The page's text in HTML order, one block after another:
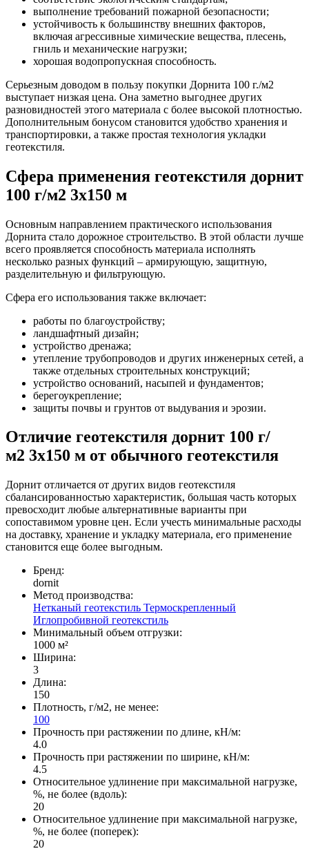
выполнение требований пожарной безопасности;
устойчивость к большинству внешних факторов,
включая агрессивные химические вещества, плесень,
гниль и механические нагрузки;
хорошая водопропускная способность.
Серьезным доводом в пользу покупки Дорнита 100 г./м2
выступает низкая цена. Она заметно выгоднее других
разновидностей этого материала с более высокой плотностью.
Дополнительным бонусом становится удобство хранения и
транспортировки, а также простая технология укладки
геотекстиля.
Сфера применения геотекстиля дорнит
100 г/м2 3x150 м
Основным направлением практического использования
Дорнита стало дорожное строительство. В этой области лучше
всего проявляется способность материала исполнять
несколько разных функций – армирующую, защитную,
разделительную и фильтрующую.
Сфера его использования также включает:
работы по благоустройству;
ландшафтный дизайн;
устройство дренажа;
утепление трубопроводов и других инженерных сетей, а
также отдельных строительных конструкций;
устройство оснований, насыпей и фундаментов;
берегоукрепление;
защиты почвы и грунтов от выдувания и эрозии.
Отличие геотекстиля дорнит 100 г/
м2 3x150 м от обычного геотекстиля
Дорнит отличается от других видов геотекстиля
сбалансированностью характеристик, большая часть которых
превосходит любые альтернативные варианты при
сопоставимом уровне цен. Если учесть минимальные расходы
на доставку, хранение и укладку материала, его применение
становится еще более выгодным.
Бренд:
dornit
Метод производства:
Нетканый геотекстиль Термоскрепленный
Иглопробивной геотекстиль
Минимальный объем отгрузки:
1000 м²
Ширина:
3
Длина:
150
Плотность, г/м2, не менее:
100
Прочность при растяжении по длине, кН/м:
4.0
Прочность при растяжении по ширине, кН/м:
4.5
Относительное удлинение при максимальной нагрузке,
%, не более (вдоль):
20
Относительное удлинение при максимальной нагрузке,
%, не более (поперек):
20